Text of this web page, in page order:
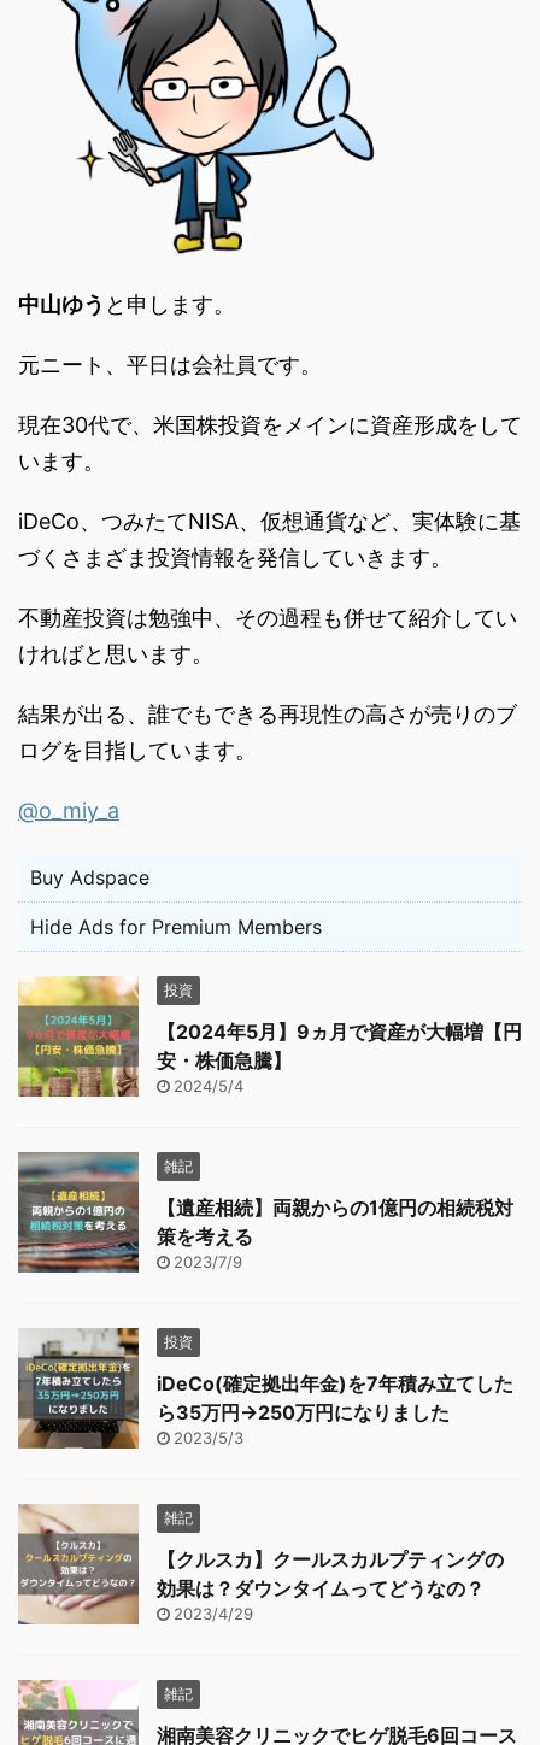
中山ゆう と申します。
元ニート、平日は会社員です。
現在30代で、米国株投資をメインに資産形成をして
います。
iDeCo、つみたてNISA、仮想通貨など、実体験に基
づくさまざま投資情報を発信していきます。
不動産投資は勉強中、その過程も併せて紹介してい
ければと思います。
結果が出る、誰でもできる再現性の高さが売りのブ
ログを目指しています。
@o_miy_a
Buy Adspace
Hide Ads for Premium Members
投資
【2024年5月】9ヵ月で資産が大幅増【円
安・株価急騰】
2024/5/4
雑記
【遺産相続】両親からの1億円の相続税対
策を考える
2023/7/9
投資
iDeCo(確定拠出年金)を7年積み立てした
ら35万円→250万円になりました
2023/5/3
雑記
【クルスカ】クールスカルプティングの
効果は？ダウンタイムってどうなの？
2023/4/29
雑記
湘南美容クリニックでヒゲ脱毛6回コース